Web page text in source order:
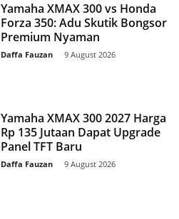
Yamaha XMAX 300 vs Honda
Forza 350: Adu Skutik Bongsor
Premium Nyaman
Daffa Fauzan 9 August 2026
Yamaha XMAX 300 2027 Harga
Rp 135 Jutaan Dapat Upgrade
Panel TFT Baru
Daffa Fauzan 9 August 2026